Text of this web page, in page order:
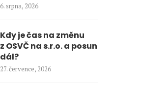
6. srpna, 2026
Kdy je čas na změnu
z OSVČ na s.r.o. a posun
dál?
27. července, 2026